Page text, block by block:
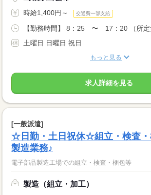
時給1,400円～ 交通費一部支給
【勤務時間】 8：25 〜 17：20 （所定
土曜日 日曜日 祝日
もっと見る
求人詳細を見る
[一般派遣]
☆日勤・土日祝休☆組立・検査・
製造業務♪
電子部品製造工場での組立・検査・梱包等
製造（組立・加工）